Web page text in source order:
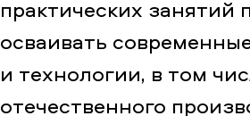
практических занятий
осваивать
и технологии, в том
отечественного